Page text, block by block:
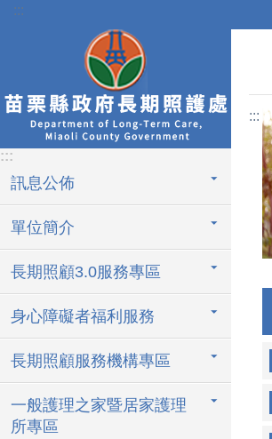
跳到主要內容區塊
:::
:::
訊息公佈
單位簡介
長期照顧3.0服務專區
身心障礙者福利服務
長期照顧服務機構專區
一般護理之家暨居家護理
所專區
:::